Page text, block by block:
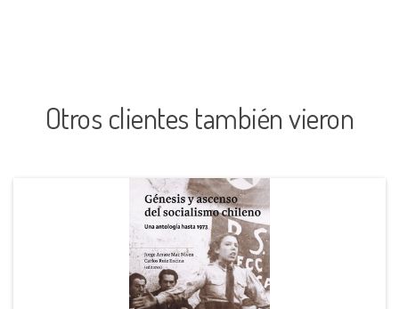
Otros clientes también vieron